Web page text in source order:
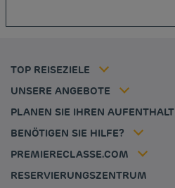
TOP REISEZIELE
Günstige Hotels Frankreich
UNSERE ANGEBOTE
Mitgliedsrate
PLANEN SIE IHREN AUFENTHALT
BENÖTIGEN SIE HILFE?
PREMIERECLASSE.COM
Tax policy
Karriere
RESERVIERUNGSZENTRUM